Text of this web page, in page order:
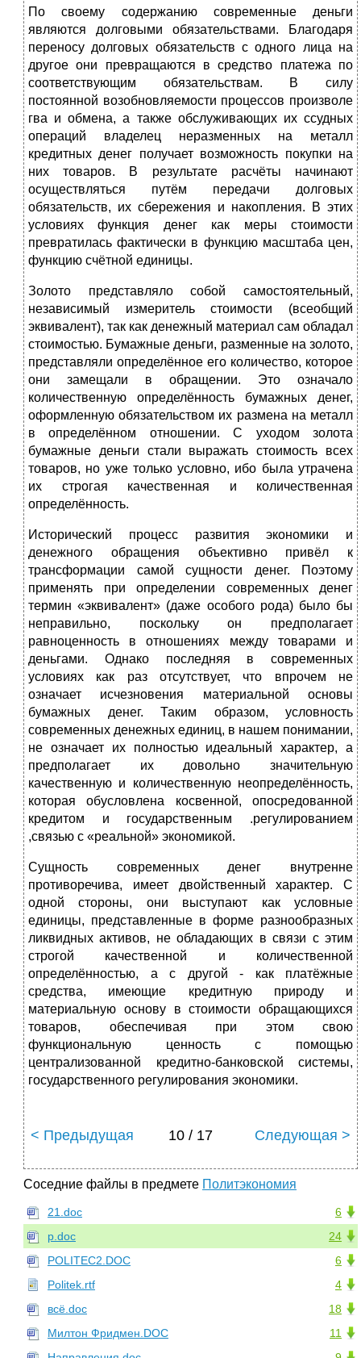
По своему содержанию современные деньги
являются долговыми обязательствами. Благодаря
переносу долговых обязательств с одного лица на
другое они превращаются в средство платежа по
соответствующим обязательствам. В силу
постоянной возобновляемости процессов произволе
гва и обмена, а также обслуживающих их ссудных
операций владелец неразменных на металл
кредитных денег получает возможность покупки на
них товаров. В результате расчёты начинают
осуществляться путём передачи долговых
обязательств, их сбережения и накопления. В этих
условиях функция денег как меры стоимости
превратилась фактически в функцию масштаба цен,
функцию счётной единицы.
Золото представляло собой самостоятельный,
независимый измеритель стоимости (всеобщий
эквивалент), так как денежный материал сам обладал
стоимостью. Бумажные деньги, разменные на золото,
представляли определённое его количество, которое
они замещали в обращении. Это означало
количественную определённость бумажных денег,
оформленную обязательством их размена на металл
в определённом отношении. С уходом золота
бумажные деньги стали выражать стоимость всех
товаров, но уже только условно, ибо была утрачена
их строгая качественная и количественная
определённость.
Исторический процесс развития экономики и
денежного обращения объективно привёл к
трансформации самой сущности денег. Поэтому
применять при определении современных денег
термин «эквивалент» (даже особого рода) было бы
неправильно, поскольку он предполагает
равноценность в отношениях между товарами и
деньгами. Однако последняя в современных
условиях как раз отсутствует, что впрочем не
означает исчезновения материальной основы
бумажных денег. Таким образом, условность
современных денежных единиц, в нашем понимании,
не означает их полностью идеальный характер, а
предполагает их довольно значительную
качественную и количественную неопределённость,
которая обусловлена косвенной, опосредованной
кредитом и государственным .регулированием
,связью с «реальной» экономикой.
Сущность современных денег внутренне
противоречива, имеет двойственный характер. С
одной стороны, они выступают как условные
единицы, представленные в форме разнообразных
ликвидных активов, не обладающих в связи с этим
строгой качественной и количественной
определённостью, а с другой - как платёжные
средства, имеющие кредитную природу и
материальную основу в стоимости обращающихся
товаров, обеспечивая при этом свою
функциональную ценность с помощью
централизованной кредитно-банковской системы,
государственного регулирования экономики.
< Предыдущая 10 / 17 Следующая >
Соседние файлы в предмете Политэкономия
6
21.doc
24
p.doc
6
POLITEC2.DOC
4
Politek.rtf
18
всё.doc
11
Милтон Фридмен.DOC